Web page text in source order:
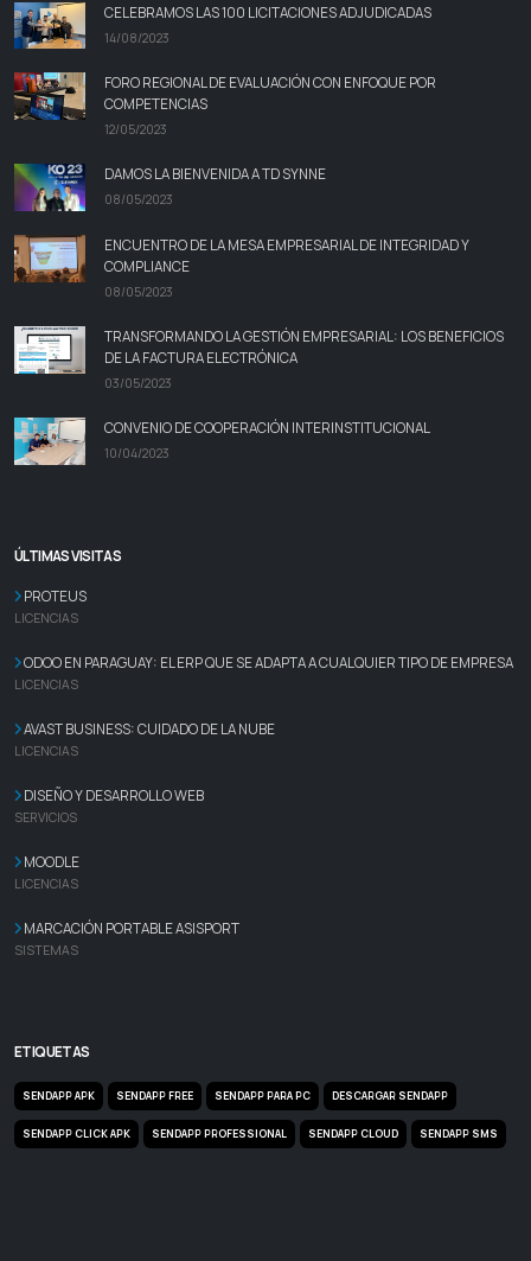
CELEBRAMOS LAS 100 LICITACIONES ADJUDICADAS
14/08/2023
FORO REGIONAL DE EVALUACIÓN CON ENFOQUE POR
COMPETENCIAS
12/05/2023
DAMOS LA BIENVENIDA A TD SYNNE
08/05/2023
ENCUENTRO DE LA MESA EMPRESARIAL DE INTEGRIDAD Y
COMPLIANCE
08/05/2023
TRANSFORMANDO LA GESTIÓN EMPRESARIAL: LOS BENEFICIOS
DE LA FACTURA ELECTRÓNICA
03/05/2023
CONVENIO DE COOPERACIÓN INTERINSTITUCIONAL
10/04/2023
ÚLTIMAS VISITAS
PROTEUS
LICENCIAS
ODOO EN PARAGUAY: EL ERP QUE SE ADAPTA A CUALQUIER TIPO DE EMPRESA
LICENCIAS
AVAST BUSINESS: CUIDADO DE LA NUBE
LICENCIAS
DISEÑO Y DESARROLLO WEB
SERVICIOS
MOODLE
LICENCIAS
MARCACIÓN PORTABLE ASISPORT
SISTEMAS
ETIQUETAS
SENDAPP APK SENDAPP FREE SENDAPP PARA PC DESCARGAR SENDAPP
SENDAPP CLICK APK SENDAPP PROFESSIONAL SENDAPP CLOUD SENDAPP SMS